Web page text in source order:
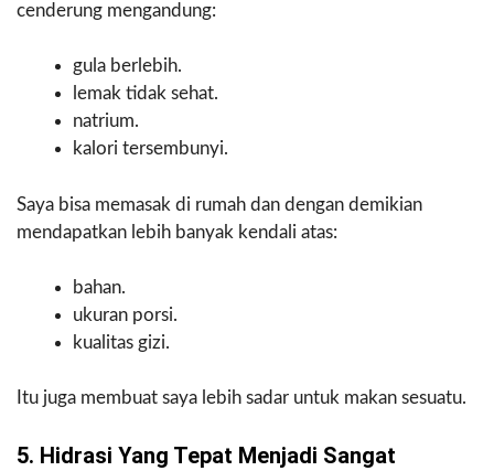
cenderung mengandung:
gula berlebih.
lemak tidak sehat.
natrium.
kalori tersembunyi.
Saya bisa memasak di rumah dan dengan demikian
mendapatkan lebih banyak kendali atas:
bahan.
ukuran porsi.
kualitas gizi.
Itu juga membuat saya lebih sadar untuk makan sesuatu.
5. Hidrasi Yang Tepat Menjadi Sangat